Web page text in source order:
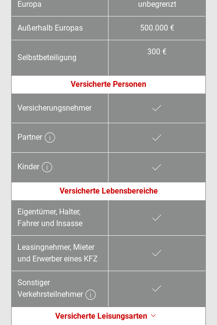
Europa unbegrenzt
Außerhalb Europas 500.000 €
Selbstbeteiligung
300 €
Versicherte Personen
Versicherungsnehmer
Partner
Kinder
Versicherte Lebensbereiche
Eigentümer, Halter,
Fahrer und Insasse
Leasingnehmer, Mieter
und Erwerber eines KFZ
Sonstiger
Verkehrsteilnehmer
Versicherte Leisungsarten